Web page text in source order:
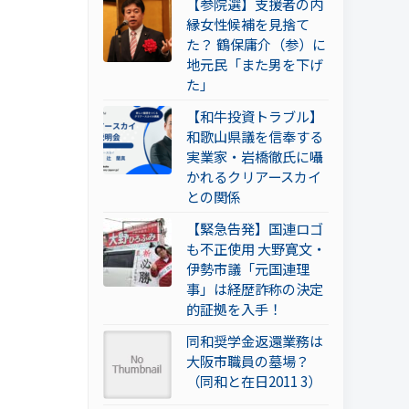
縁女性候補を見捨て
た？ 鶴保庸介（参）に
地元民「また男を下げ
た」
【和牛投資トラブル】
和歌山県議を信奉する
実業家・岩橋徹氏に囁
かれるクリアースカイ
との関係
【緊急告発】国連ロゴ
も不正使用 大野寛文・
伊勢市議「元国連理
事」は経歴詐称の決定
的証拠を入手！
同和奨学金返還業務は
大阪市職員の墓場？
（同和と在日2011 3）